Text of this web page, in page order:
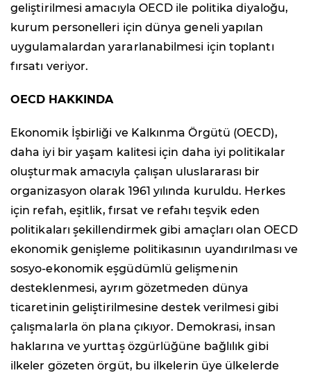
geliştirilmesi amacıyla OECD ile politika diyaloğu,
kurum personelleri için dünya geneli yapılan
uygulamalardan yararlanabilmesi için toplantı
fırsatı veriyor.
OECD HAKKINDA
Ekonomik İşbirliği ve Kalkınma Örgütü (OECD),
daha iyi bir yaşam kalitesi için daha iyi politikalar
oluşturmak amacıyla çalışan uluslararası bir
organizasyon olarak 1961 yılında kuruldu. Herkes
için refah, eşitlik, fırsat ve refahı teşvik eden
politikaları şekillendirmek gibi amaçları olan OECD
ekonomik genişleme politikasının uyandırılması ve
sosyo-ekonomik eşgüdümlü gelişmenin
desteklenmesi, ayrım gözetmeden dünya
ticaretinin geliştirilmesine destek verilmesi gibi
çalışmalarla ön plana çıkıyor. Demokrasi, insan
haklarına ve yurttaş özgürlüğüne bağlılık gibi
ilkeler gözeten örgüt, bu ilkelerin üye ülkelerde